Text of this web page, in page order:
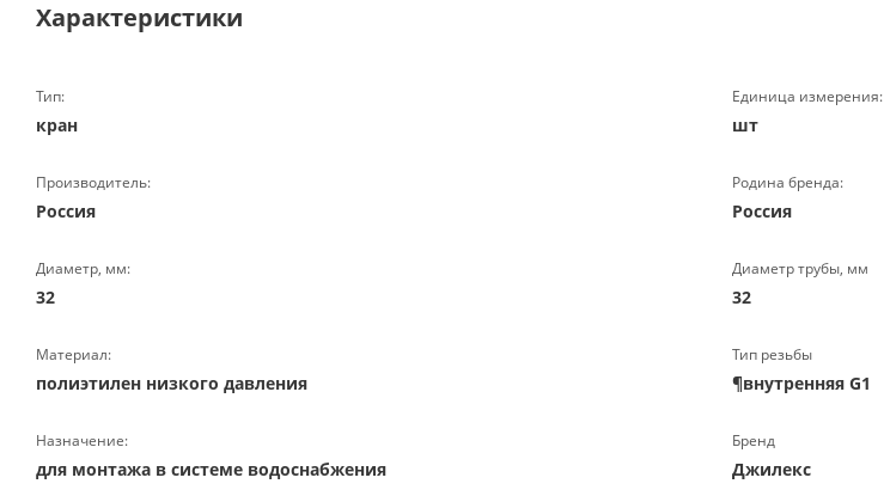
Характеристики
Тип:
кран
Единица измерения:
шт
Производитель:
Россия
Родина бренда:
Россия
Диаметр, мм:
32
Диаметр трубы, мм
32
Материал:
полиэтилен низкого давления
Тип резьбы
¶внутренняя G1
Назначение:
для монтажа в системе водоснабжения
Бренд
Джилекс